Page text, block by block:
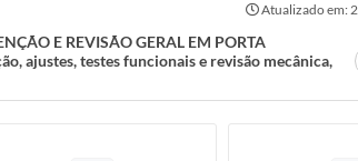
Atualizado em:
E REVISÃO GERAL EM PORTA
ajustes, testes funcionais e revisão mecânica,